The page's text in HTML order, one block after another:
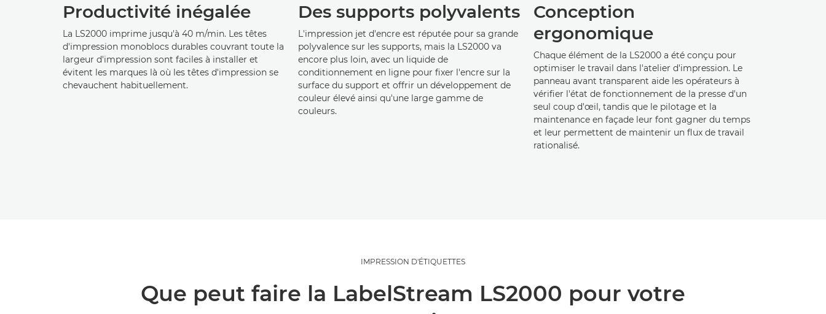
Productivité inégalée
La LS2000 imprime jusqu'à 40 m/min. Les têtes
d'impression monoblocs durables couvrant toute la
largeur d'impression sont faciles à installer et
évitent les marques là où les têtes d'impression se
chevauchent habituellement.
Des supports polyvalents
L'impression jet d'encre est réputée pour sa grande
polyvalence sur les supports, mais la LS2000 va
encore plus loin, avec un liquide de
conditionnement en ligne pour fixer l'encre sur la
surface du support et offrir un développement de
couleur élevé ainsi qu'une large gamme de
couleurs.
Conception
ergonomique
Chaque élément de la LS2000 a été conçu pour
optimiser le travail dans l'atelier d'impression. Le
panneau avant transparent aide les opérateurs à
vérifier l'état de fonctionnement de la presse d'un
seul coup d'œil, tandis que le pilotage et la
maintenance en façade leur font gagner du temps
et leur permettent de maintenir un flux de travail
rationalisé.
IMPRESSION D'ÉTIQUETTES
Que peut faire la LabelStream LS2000 pour votre